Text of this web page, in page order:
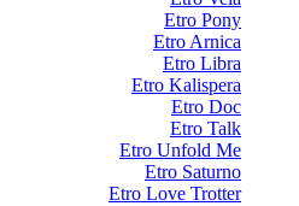
Etro Pony
Etro Arnica
Etro Libra
Etro Kalispera
Etro Doc
Etro Talk
Etro Unfold Me
Etro Saturno
Etro Love Trotter